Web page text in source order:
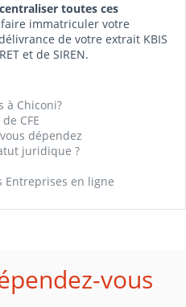
toutes ces
immatriculer votre
de votre extrait KBIS
et de SIREN.
à Chiconi?
CFE
dépendez
juridique ?
Entreprises en ligne
vous